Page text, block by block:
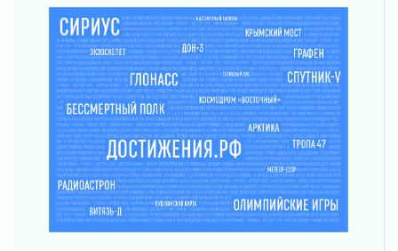
труда в ЖКХ
03 августа 2026
Поддержка волонтерских объединений
03 августа 2026
Ладожский мост полностью закроют на два
часа
03 августа 2026
Музеи Ленобласти обновляют пространства
03 августа 2026
Новая площадка: 2027
03 августа 2026